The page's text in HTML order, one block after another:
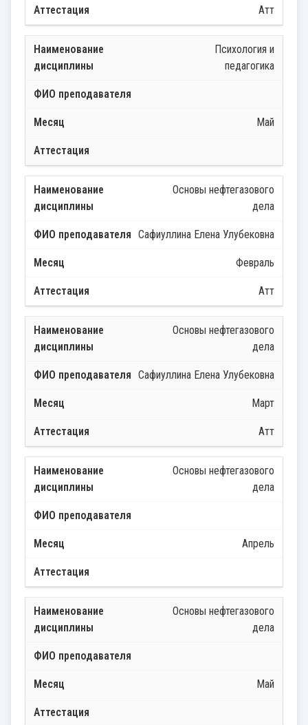
Атт
Психология и
педагогика
Май
Основы нефтегазового
дела
Сафиуллина Елена Улубековна
Февраль
Атт
Основы нефтегазового
дела
Сафиуллина Елена Улубековна
Март
Атт
Основы нефтегазового
дела
Апрель
Основы нефтегазового
дела
Май